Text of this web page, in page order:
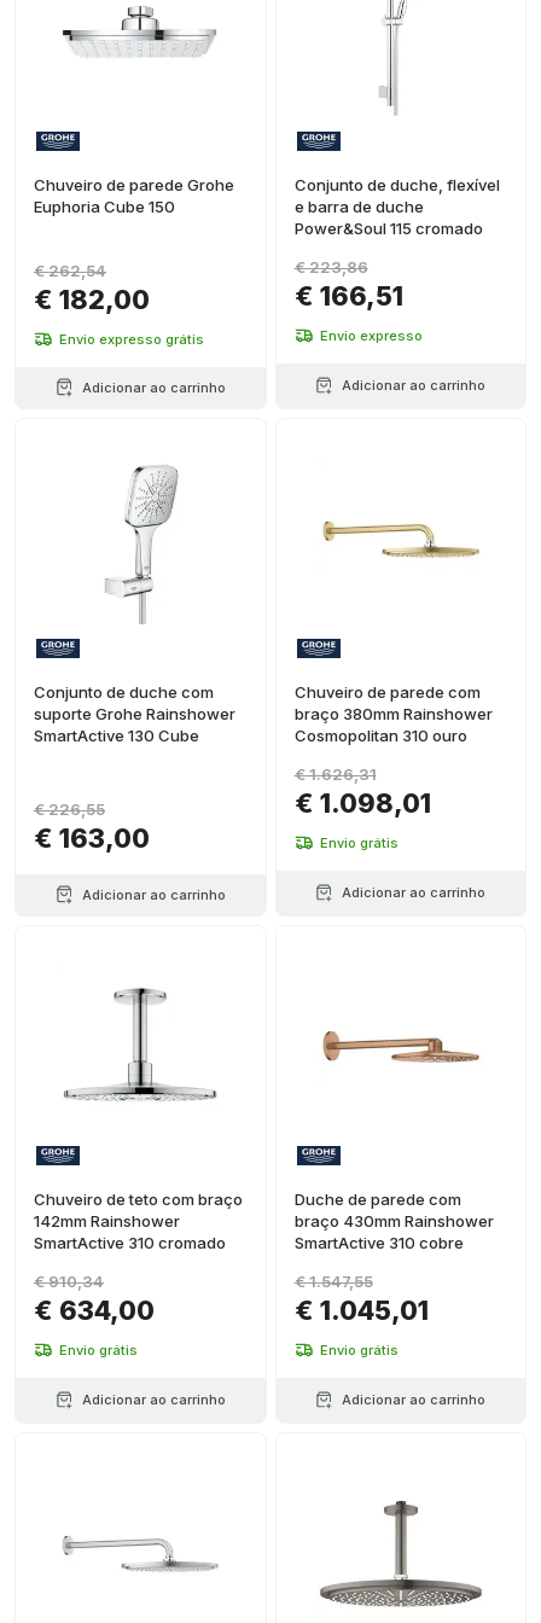
Cobre
escovado
(1)
Chuveiro de parede Grohe
Euphoria Cube 150
€ 182,00
€ 262,54
Envio expresso grátis
Adicionar ao carrinho
Conjunto de duche, flexível
e barra de duche
Power&Soul 115 cromado
€ 166,51
€ 223,86
Envio expresso
Adicionar ao carrinho
Conjunto de duche com
suporte Grohe Rainshower
SmartActive 130 Cube
€ 163,00
€ 226,55
Adicionar ao carrinho
Chuveiro de parede com
braço 380mm Rainshower
Cosmopolitan 310 ouro
€ 1.098,01
€ 1.626,31
Envio grátis
Adicionar ao carrinho
Chuveiro de teto com braço
142mm Rainshower
SmartActive 310 cromado
€ 634,00
€ 910,34
Envio grátis
Adicionar ao carrinho
Duche de parede com
braço 430mm Rainshower
SmartActive 310 cobre
€ 1.045,01
€ 1.547,55
Envio grátis
Adicionar ao carrinho